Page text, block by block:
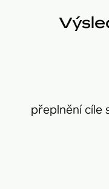
přeplnění cíle